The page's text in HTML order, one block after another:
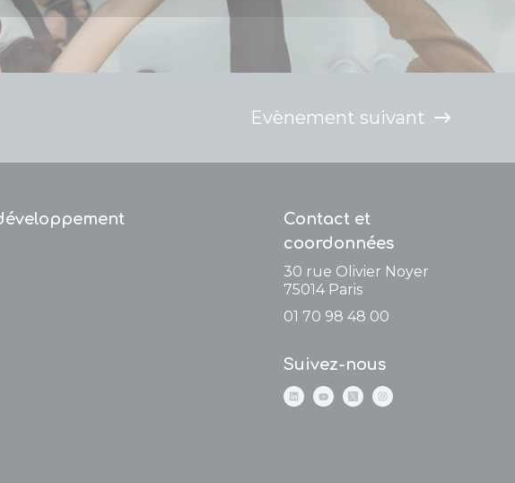
Evènement suivant
Contact et
coordonnées
30 rue Olivier Noyer
75014 Paris
01 70 98 48 00
Suivez-nous